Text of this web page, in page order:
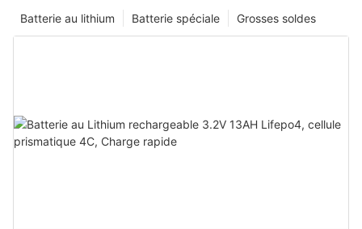
Grosses soldes
Batterie spéciale
Batterie au lithium